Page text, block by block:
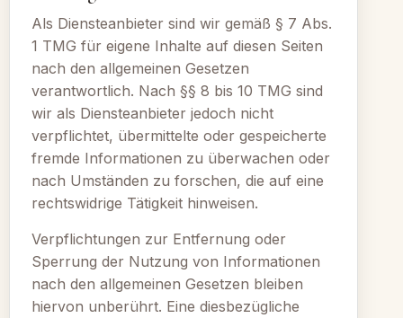
Als Diensteanbieter sind wir gemäß § 7 Abs.
1 TMG für eigene Inhalte auf diesen Seiten
nach den allgemeinen Gesetzen
verantwortlich. Nach §§ 8 bis 10 TMG sind
wir als Diensteanbieter jedoch nicht
verpflichtet, übermittelte oder gespeicherte
fremde Informationen zu überwachen oder
nach Umständen zu forschen, die auf eine
rechtswidrige Tätigkeit hinweisen.
Verpflichtungen zur Entfernung oder
Sperrung der Nutzung von Informationen
nach den allgemeinen Gesetzen bleiben
hiervon unberührt. Eine diesbezügliche